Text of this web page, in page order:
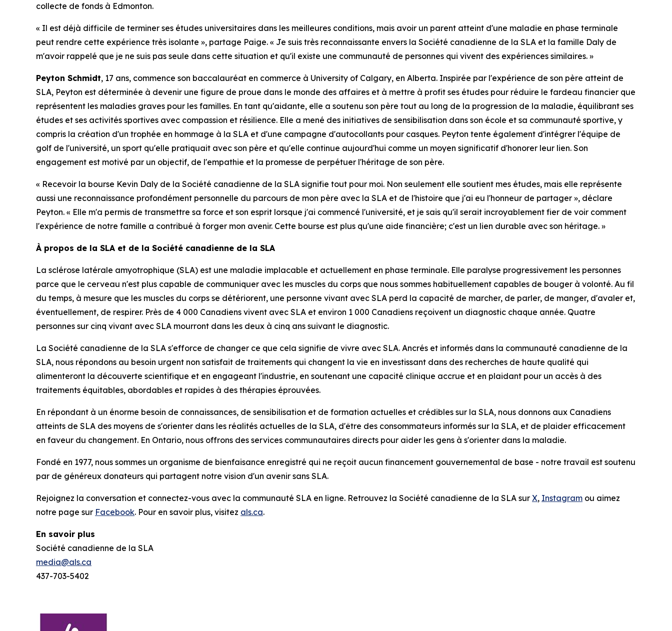
collecte de fonds à Edmonton.
« Il est déjà difficile de terminer ses études universitaires dans les meilleures conditions, mais avoir un parent atteint d'une maladie en phase terminale
peut rendre cette expérience très isolante », partage Paige. « Je suis très reconnaissante envers la Société canadienne de la SLA et la famille Daly de
m'avoir rappelé que je ne suis pas seule dans cette situation et qu'il existe une communauté de personnes qui vivent des expériences similaires. »
Peyton Schmidt, 17 ans, commence son baccalauréat en commerce à University of Calgary, en Alberta. Inspirée par l'expérience de son père atteint de
SLA, Peyton est déterminée à devenir une figure de proue dans le monde des affaires et à mettre à profit ses études pour réduire le fardeau financier que
représentent les maladies graves pour les familles. En tant qu'aidante, elle a soutenu son père tout au long de la progression de la maladie, équilibrant ses
études et ses activités sportives avec compassion et résilience. Elle a mené des initiatives de sensibilisation dans son école et sa communauté sportive, y
compris la création d'un trophée en hommage à la SLA et d'une campagne d'autocollants pour casques. Peyton tente également d'intégrer l'équipe de
golf de l'université, un sport qu'elle pratiquait avec son père et qu'elle continue aujourd'hui comme un moyen significatif d'honorer leur lien. Son
engagement est motivé par un objectif, de l'empathie et la promesse de perpétuer l'héritage de son père.
« Recevoir la bourse Kevin Daly de la Société canadienne de la SLA signifie tout pour moi. Non seulement elle soutient mes études, mais elle représente
aussi une reconnaissance profondément personnelle du parcours de mon père avec la SLA et de l'histoire que j'ai eu l'honneur de partager », déclare
Peyton. « Elle m'a permis de transmettre sa force et son esprit lorsque j'ai commencé l'université, et je sais qu'il serait incroyablement fier de voir comment
l'expérience de notre famille a contribué à forger mon avenir. Cette bourse est plus qu'une aide financière; c'est un lien durable avec son héritage. »
À propos de la SLA et de la Société canadienne de la SLA
La sclérose latérale amyotrophique (SLA) est une maladie implacable et actuellement en phase terminale. Elle paralyse progressivement les personnes
parce que le cerveau n'est plus capable de communiquer avec les muscles du corps que nous sommes habituellement capables de bouger à volonté. Au fil
du temps, à mesure que les muscles du corps se détériorent, une personne vivant avec SLA perd la capacité de marcher, de parler, de manger, d'avaler et,
éventuellement, de respirer. Près de 4 000 Canadiens vivent avec SLA et environ 1 000 Canadiens reçoivent un diagnostic chaque année. Quatre
personnes sur cinq vivant avec SLA mourront dans les deux à cinq ans suivant le diagnostic.
La Société canadienne de la SLA s'efforce de changer ce que cela signifie de vivre avec SLA. Ancrés et informés dans la communauté canadienne de la
SLA, nous répondons au besoin urgent non satisfait de traitements qui changent la vie en investissant dans des recherches de haute qualité qui
alimenteront la découverte scientifique et en engageant l'industrie, en soutenant une capacité clinique accrue et en plaidant pour un accès à des
traitements équitables, abordables et rapides à des thérapies éprouvées.
En répondant à un énorme besoin de connaissances, de sensibilisation et de formation actuelles et crédibles sur la SLA, nous donnons aux Canadiens
atteints de SLA des moyens de s'orienter dans les réalités actuelles de la SLA, d'être des consommateurs informés sur la SLA, et de plaider efficacement
en faveur du changement. En Ontario, nous offrons des services communautaires directs pour aider les gens à s'orienter dans la maladie.
Fondé en 1977, nous sommes un organisme de bienfaisance enregistré qui ne reçoit aucun financement gouvernemental de base - notre travail est soutenu
par de généreux donateurs qui partagent notre vision d'un avenir sans SLA.
Rejoignez la conversation et connectez-vous avec la communauté SLA en ligne. Retrouvez la Société canadienne de la SLA sur X, Instagram ou aimez
notre page sur Facebook. Pour en savoir plus, visitez als.ca.
En savoir plus
Société canadienne de la SLA
media@als.ca
437-703-5402